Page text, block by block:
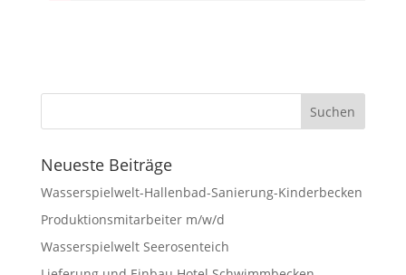
Neueste Beiträge
Wasserspielwelt-Hallenbad-Sanierung-Kinderbecken
Produktionsmitarbeiter m/w/d
Wasserspielwelt Seerosenteich